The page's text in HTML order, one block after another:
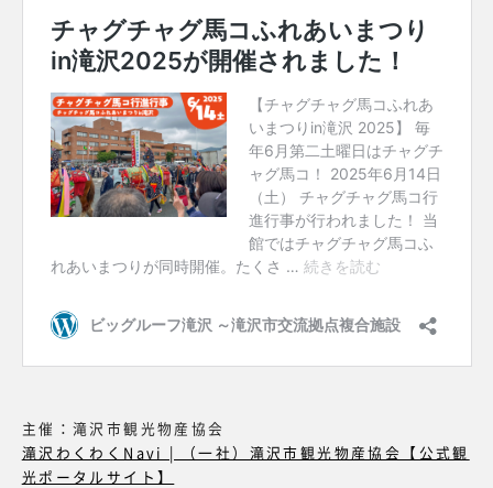
主催：滝沢市観光物産協会
滝沢わくわくNavi | （一社）滝沢市観光物産協会【公式観
光ポータルサイト】